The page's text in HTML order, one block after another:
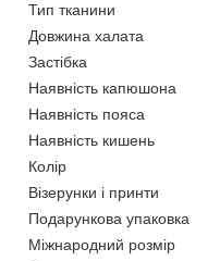
Тип тканини
Довжина халата
Застібка
Наявність капюшона
Наявність пояса
Наявність кишень
Колір
Візерунки і принти
Подарункова упаковка
Міжнародний розмір